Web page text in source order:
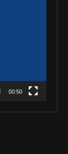
00:50